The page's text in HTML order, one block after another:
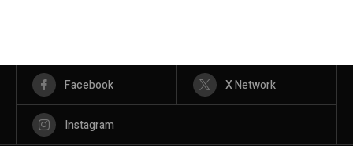
Facebook X Network
Instagram